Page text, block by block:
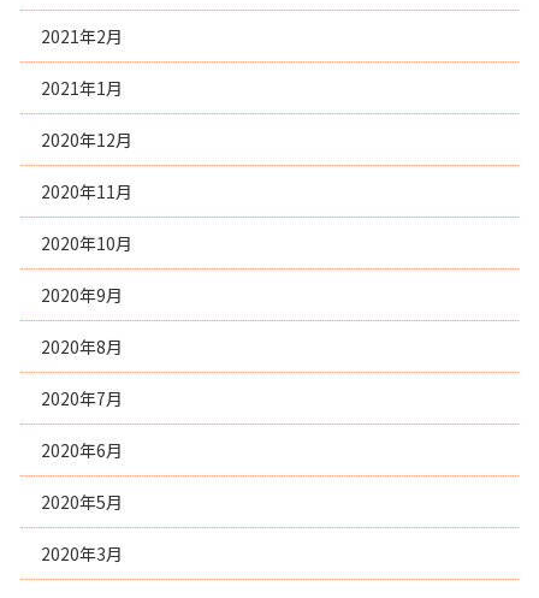
2021年2月
2021年1月
2020年12月
2020年11月
2020年10月
2020年9月
2020年8月
2020年7月
2020年6月
2020年5月
2020年3月